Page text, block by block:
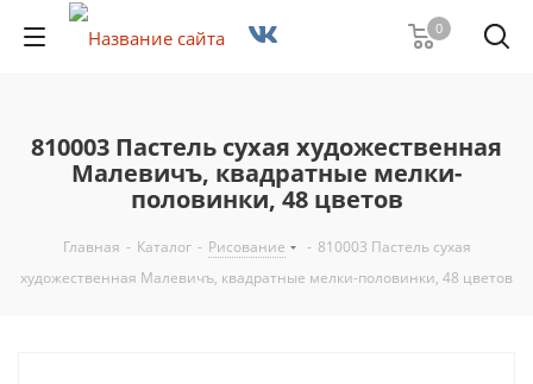
0
810003 Пастель сухая художественная
Малевичъ, квадратные мелки-
половинки, 48 цветов
Главная - Каталог - Рисование - 810003 Пастель сухая
художественная Малевичъ, квадратные мелки-половинки, 48 цветов